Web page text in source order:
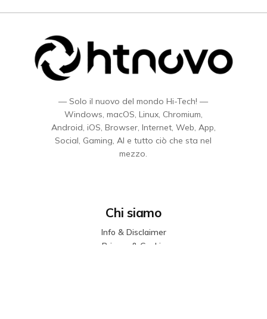
— Solo il nuovo del mondo Hi-Tech! —
Windows, macOS, Linux, Chromium,
Android, iOS, Browser, Internet, Web, App,
Social, Gaming, AI e tutto ciò che sta nel
mezzo.
Chi siamo
Info & Disclaimer
Privacy & Cookie